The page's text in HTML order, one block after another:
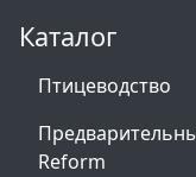
Каталог
Птицеводство
Reform